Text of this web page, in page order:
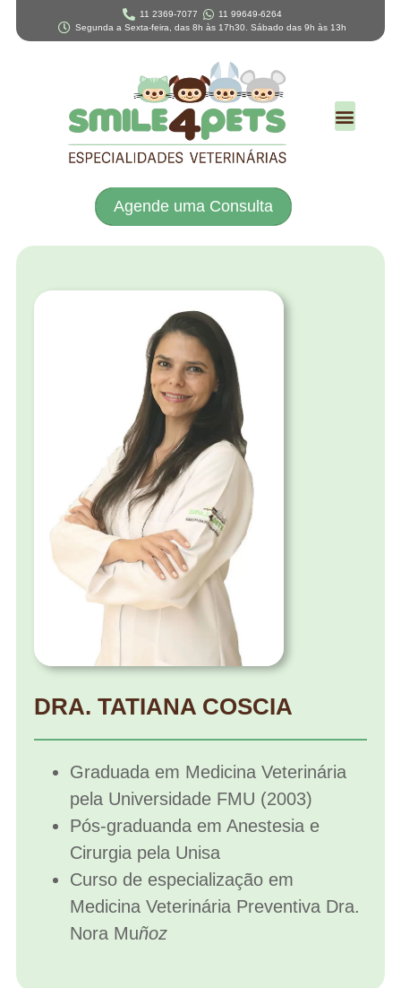
11 2369-7077
11 99649-6264
Segunda a Sexta-feira, das 8h às 17h30. Sábado das 9h às 13h
Agende uma Consulta
DRA. TATIANA COSCIA
Graduada em Medicina Veterinária
pela Universidade FMU (2003)
Pós-graduanda em Anestesia e
Cirurgia pela Unisa
Curso de especialização em
Medicina Veterinária Preventiva Dra.
Nora Muñoz